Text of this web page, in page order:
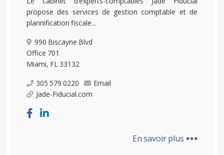
propose des services de gestion comptable et de
plannification fiscale...
990 Biscayne Blvd
Office 701
Miami, FL 33132
305 579 0220
Email
Jade-Fiducial.com
En savoir plus ...